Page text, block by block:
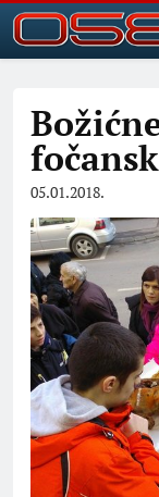
05.01.2018.